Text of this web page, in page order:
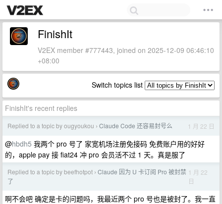
FinishIt
V2EX member #777443, joined on 2025-12-09 06:46:10
+08:00
Switch topics list
FinishIt's recent replies
Replied to a topic by ougyoukou › Claude Code 还容易封号么 1 月 22 日
@hbdh5 我两个 pro 号了 家宽机场注册免接码 免费账户用的好好
的，apple pay 接 fiat24 冲 pro 会员活不过 1 天。真是服了
Replied to a topic by beefhotpot › Claude 因为 U 卡订阅 Pro 被封禁
了
1 月 22
日
啊不会吧 确定是卡的问题吗，我最近两个 pro 号也是被封了。我一直